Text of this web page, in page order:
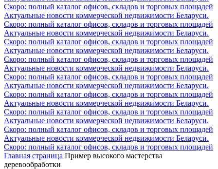
Скоро: полный каталог офисов, складов и торговых площадей
Актуальные новости коммерческой недвижимости Беларуси.
Скоро: полный каталог офисов, складов и торговых площадей
Актуальные новости коммерческой недвижимости Беларуси.
Скоро: полный каталог офисов, складов и торговых площадей
Актуальные новости коммерческой недвижимости Беларуси.
Скоро: полный каталог офисов, складов и торговых площадей
Актуальные новости коммерческой недвижимости Беларуси.
Скоро: полный каталог офисов, складов и торговых площадей
Актуальные новости коммерческой недвижимости Беларуси.
Скоро: полный каталог офисов, складов и торговых площадей
Актуальные новости коммерческой недвижимости Беларуси.
Скоро: полный каталог офисов, складов и торговых площадей
Актуальные новости коммерческой недвижимости Беларуси.
Скоро: полный каталог офисов, складов и торговых площадей
Актуальные новости коммерческой недвижимости Беларуси.
Скоро: полный каталог офисов, складов и торговых площадей
Главная страница Пример высокого мастерства
деревообработки